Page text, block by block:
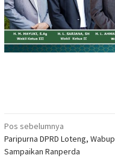
Navigasi
pos
Pos sebelumnya
Paripurna DPRD Loteng, Wabup
Sampaikan Ranperda